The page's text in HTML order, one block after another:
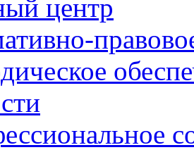
центр